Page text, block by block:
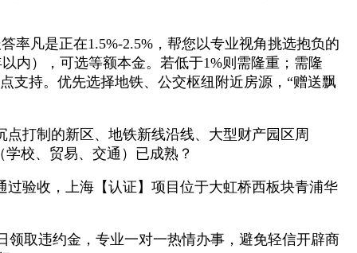
凡是正在1.5%-2.5%，帮您以专业视角挑选抱负的
内），可选等额本金。若低于1%则需隆重；需隆
支持。优先选择地铁、公交枢纽附近房源，“赠送飘
打制的新区、地铁新线沿线、大型财产园区周
校、贸易、交通）已成熟？
验收，上海【认证】项目位于大虹桥西板块青浦华
取违约金，专业一对一热情办事，避免轻信开辟商